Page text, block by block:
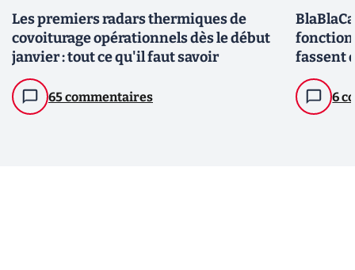
Les premiers radars thermiques de
covoiturage opérationnels dès le début
janvier : tout ce qu'il faut savoir
65 commentaires
fassent
6